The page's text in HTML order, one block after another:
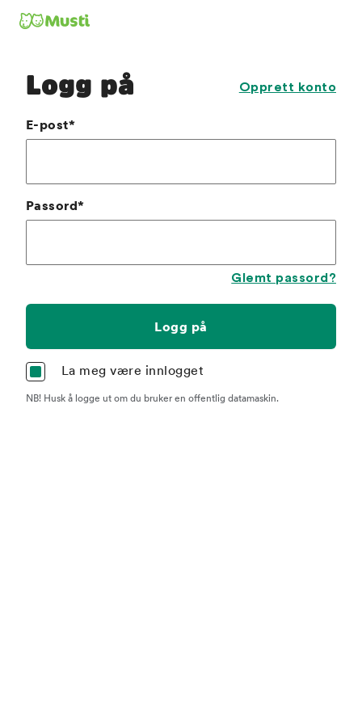
Logg på Opprett konto
E-post*
Passord*
Glemt passord?
Logg på
La meg være innlogget
NB! Husk å logge ut om du bruker en offentlig datamaskin.